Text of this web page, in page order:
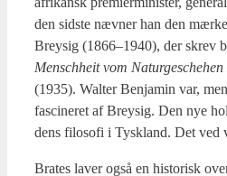
den sid­ste næv­ner han den
Brey­sig (1866–1940), der skrev
Mens­chheit vom Natur­ge­s­che­hen
(1935). Wal­ter Benja­min var,
fasci­ne­ret af Brey­sig. Den nye
dens filo­so­fi i Tys­kland. Det ved
Bra­tes laver også en histo­risk